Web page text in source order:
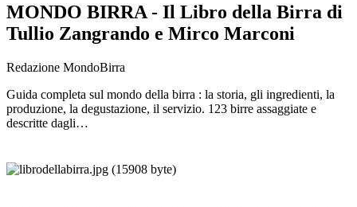
MONDO BIRRA - Il Libro della Birra di
Tullio Zangrando e Mirco Marconi
Redazione MondoBirra
Guida completa sul mondo della birra : la storia, gli ingredienti, la
produzione, la degustazione, il servizio. 123 birre assaggiate e
descritte dagli…